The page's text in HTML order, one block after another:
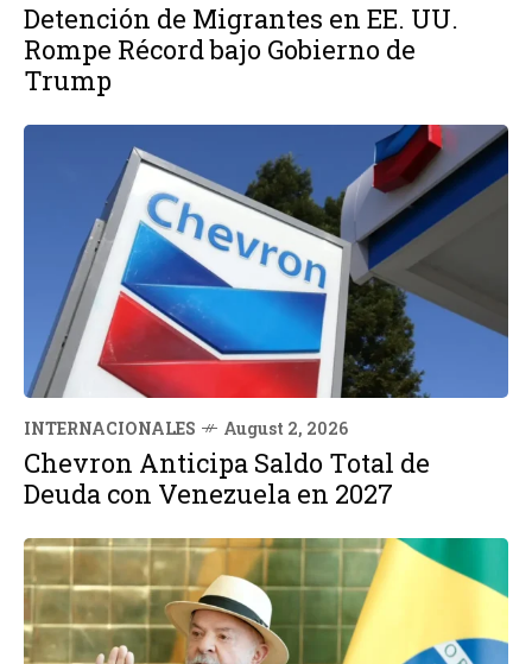
Detención de Migrantes en EE. UU.
Rompe Récord bajo Gobierno de
Trump
INTERNACIONALES August 2, 2026
Chevron Anticipa Saldo Total de
Deuda con Venezuela en 2027